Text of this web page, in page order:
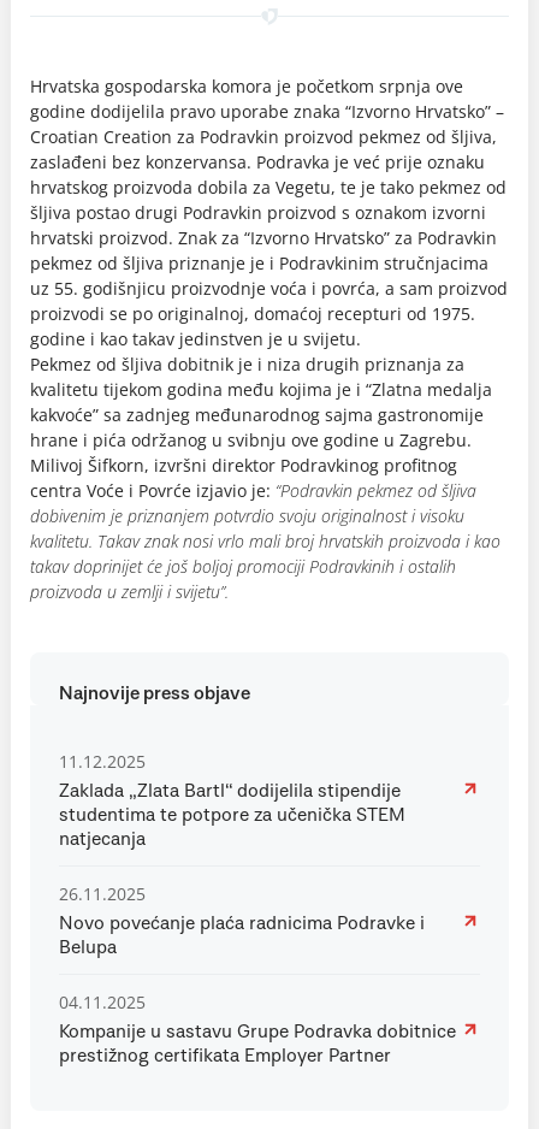
Hrvatska gospodarska komora je početkom srpnja ove
godine dodijelila pravo uporabe znaka “Izvorno Hrvatsko” –
Croatian Creation za Podravkin proizvod pekmez od šljiva,
zaslađeni bez konzervansa. Podravka je već prije oznaku
hrvatskog proizvoda dobila za Vegetu, te je tako pekmez od
šljiva postao drugi Podravkin proizvod s oznakom izvorni
hrvatski proizvod. Znak za “Izvorno Hrvatsko” za Podravkin
pekmez od šljiva priznanje je i Podravkinim stručnjacima
uz 55. godišnjicu proizvodnje voća i povrća, a sam proizvod
proizvodi se po originalnoj, domaćoj recepturi od 1975.
godine i kao takav jedinstven je u svijetu.
Pekmez od šljiva dobitnik je i niza drugih priznanja za
kvalitetu tijekom godina među kojima je i “Zlatna medalja
kakvoće” sa zadnjeg međunarodnog sajma gastronomije
hrane i pića održanog u svibnju ove godine u Zagrebu.
Milivoj Šifkorn, izvršni direktor Podravkinog profitnog
centra Voće i Povrće izjavio je: “Podravkin pekmez od šljiva
dobivenim je priznanjem potvrdio svoju originalnost i visoku
kvalitetu. Takav znak nosi vrlo mali broj hrvatskih proizvoda i kao
takav doprinijet će još boljoj promociji Podravkinih i ostalih
proizvoda u zemlji i svijetu”.
Najnovije press objave
11.12.2025
Zaklada „Zlata Bartl“ dodijelila stipendije
studentima te potpore za učenička STEM
natjecanja
26.11.2025
Novo povećanje plaća radnicima Podravke i
Belupa
04.11.2025
Kompanije u sastavu Grupe Podravka dobitnice
prestižnog certifikata Employer Partner